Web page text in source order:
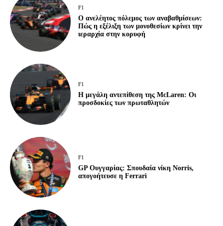
F1
Ο ανελέητος πόλεμος των αναβαθμίσεων:
Πώς η εξέλιξη των μονοθεσίων κρίνει την
ιεραρχία στην κορυφή
F1
Η μεγάλη αντεπίθεση της McLaren: Οι
προσδοκίες των πρωταθλητών
F1
GP Ουγγαρίας: Σπουδαία νίκη Norris,
απογοήτευσε η Ferrari